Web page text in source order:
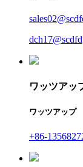
ワッツアッ
ワッツアップ
+86-